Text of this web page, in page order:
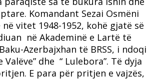
Komandant Sezai Osmëni
vitet 1948-1952, kohë gjatë së
në Akademinë e Lartë të
Azerbajxhan të BRSS, i ndoqi
Valëve” dhe “ Lulebora”. Të dyja
E para për pritjen e vajzës,